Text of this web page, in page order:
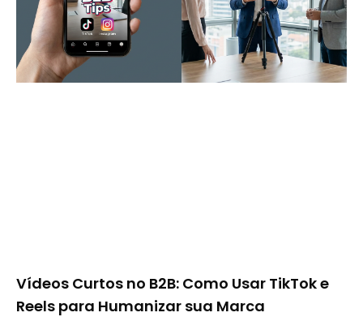
Vídeos Curtos no B2B: Como Usar TikTok e
Reels para Humanizar sua Marca